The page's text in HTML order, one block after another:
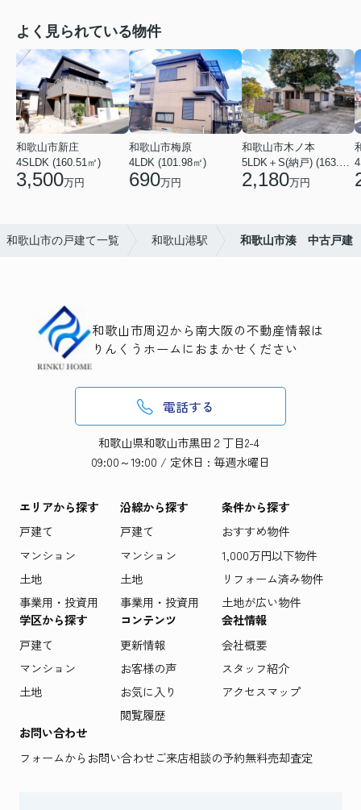
よく見られている物件
和歌山市新庄
4SLDK (160.51㎡)
3,500万円
和歌山市梅原
4LDK (101.98㎡)
690万円
和歌山市木ノ本
5LDK＋S(納戸) (163.79㎡)
2,180万円
和歌山市の戸建て一覧 和歌山港駅 和歌山市湊 中古戸建
和歌山市周辺から南大阪の不動産情報は
りんくうホームにおまかせください
電話する
和歌山県和歌山市黒田２丁目2-4
09:00～19:00 / 定休日 : 毎週水曜日
エリアから探す
戸建て
マンション
土地
事業用・投資用
沿線から探す
戸建て
マンション
土地
事業用・投資用
条件から探す
おすすめ物件
1,000万円以下物件
リフォーム済み物件
土地が広い物件
学区から探す
戸建て
マンション
土地
コンテンツ
更新情報
お客様の声
お気に入り
閲覧履歴
会社情報
会社概要
スタッフ紹介
アクセスマップ
お問い合わせ
フォームからお問い合わせご来店相談の予約無料売却査定